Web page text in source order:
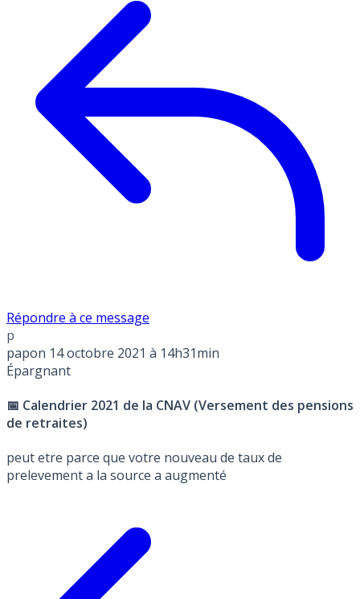
Répondre à ce message
p
papon 14 octobre 2021 à 14h31min
Épargnant
📅 Calendrier 2021 de la CNAV (Versement des pensions
de retraites)
peut etre parce que votre nouveau de taux de
prelevement a la source a augmenté